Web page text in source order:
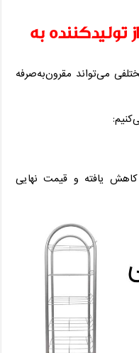
تولیدکننده به
می‌تواند مقرون‌به‌صرفه
یافته و قیمت نهایی